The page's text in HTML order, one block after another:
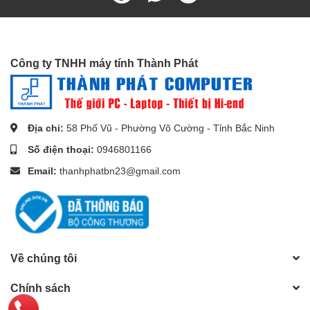
Cổng kết nối:Chân cắm mạ vàng 24K
Hỗ trợ âm thanh hai chiều với hệ thông âm thanh Surround
Công ty TNHH máy tính Thành Phát
Địa chỉ: 58 Phố Vũ - Phường Võ Cường - Tỉnh Bắc Ninh
Số điện thoại: 0946801166
Email: thanhphatbn23@gmail.com
Về chúng tôi
Chính sách